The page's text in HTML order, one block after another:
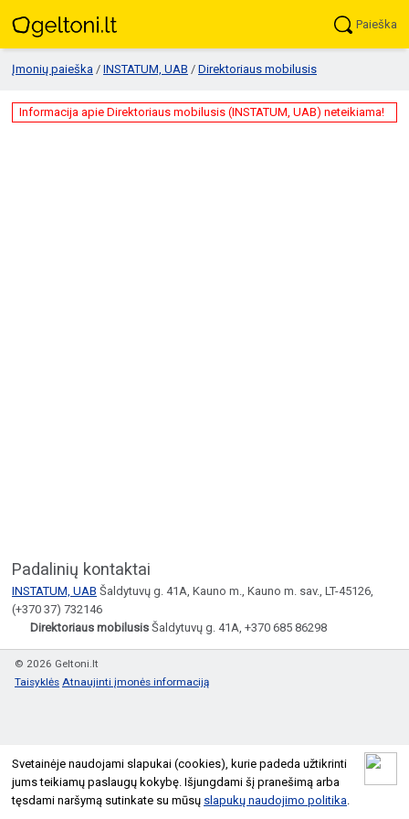
Svetainėje naudojami slapukai (cookies), kurie padeda užtikrinti
jums teikiamų paslaugų kokybę. Išjungdami šį pranešimą arba
tęsdami naršymą sutinkate su mūsų slapukų naudojimo politika
Paieška
Įmonių paieška / INSTATUM, UAB / Direktoriaus mobilusis
Informacija apie Direktoriaus mobilusis (INSTATUM, UAB) neteikiama!
Padalinių kontaktai
INSTATUM, UAB Šaldytuvų g. 41A, Kauno m., Kauno m. sav., LT-45126,
(+370 37) 732146
Direktoriaus mobilusis Šaldytuvų g. 41A, +370 685 86298
© 2026 Geltoni.lt
Taisyklės Atnaujinti įmonės informaciją